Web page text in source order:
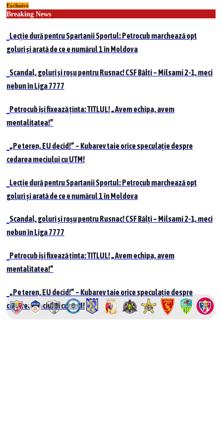
Skip
to
Exclusive
Breaking News
Lecție dură pentru Spartanii Sportul: Petrocub marchează opt
goluri și arată de ce e numărul 1 în Moldova
Scandal, goluri și roșu pentru Rusnac! CSF Bălți – Milsami 2-1, meci
nebun în Liga 7777
Petrocub își fixează ținta: TITLUL! „Avem echipa, avem
mentalitatea!”
„Pe teren, EU decid!” – Kubarev taie orice speculație despre
cedarea meciului cu UTM!
Lecție dură pentru Spartanii Sportul: Petrocub marchează opt
goluri și arată de ce e numărul 1 în Moldova
Scandal, goluri și roșu pentru Rusnac! CSF Bălți – Milsami 2-1, meci
nebun în Liga 7777
Petrocub își fixează ținta: TITLUL! „Avem echipa, avem
mentalitatea!”
„Pe teren, EU decid!” – Kubarev taie orice speculație despre
cedarea meciului cu UTM!